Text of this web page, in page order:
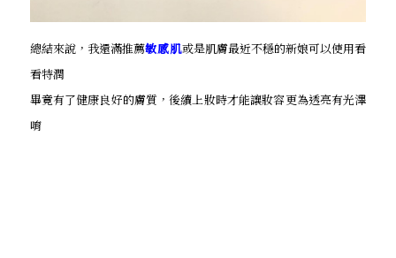
總結來說，我還滿推薦敏感肌或是肌膚最近不穩的新娘可以使用看
看特潤
畢竟有了健康良好的膚質，後續上妝時才能讓妝容更為透亮有光澤
唷